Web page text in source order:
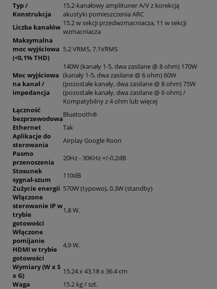
Typ /
Konstrukcja
15.2-kanałowy amplituner A/V z korekcją
akustyki pomieszczenia ARC
Liczba kanałów 15.2 w sekcji przedwzmacniacza, 11 w sekcji
wzmacniacza
Maksymalna
moc wyjściowa
(<0,1% THD)
5.2 VRMS, 7.1VRMS
Moc wyjściowa
na kanał /
impedancja
140W (kanały 1-5, dwa zasilane @ 8 ohm) 170W
(kanały 1-5, dwa zasilane @ 6 ohm) 60W
(pozostałe kanały, dwa zasilane @ 8 ohm) 75W
(pozostałe kanały, dwa zasilane @ 6 ohm) /
Kompatybilny z 4 ohm lub więcej
Łączność
bezprzewodowaBluetooth®
Ethernet
Tak
Aplikacje do
sterowania
Airplay Google Roon
Pasmo
przenoszenia
20Hz - 30KHz +/-0.2dB
Stosunek
sygnał-szum
110dB
Zużycie energii 570W (typowo), 0.3W (standby)
Włączone
sterowanie IP w
trybie
gotowości
1,8 W.
Włączone
pomijanie
HDMI w trybie
gotowości
4,9 W.
Wymiary (W x S
x G)
15.24 x 43.18 x 36.4 cm
Waga
15.2 kg / szt.